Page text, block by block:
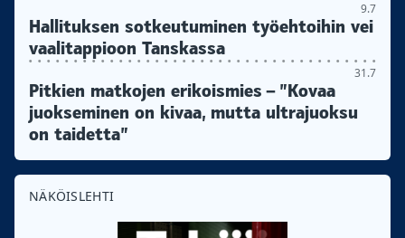
9.7
Hallituksen sotkeutuminen työehtoihin vei
vaalitappioon Tanskassa
31.7
Pitkien matkojen erikoismies – ”Kovaa
juokseminen on kivaa, mutta ultrajuoksu
on taidetta”
NÄKÖISLEHTI